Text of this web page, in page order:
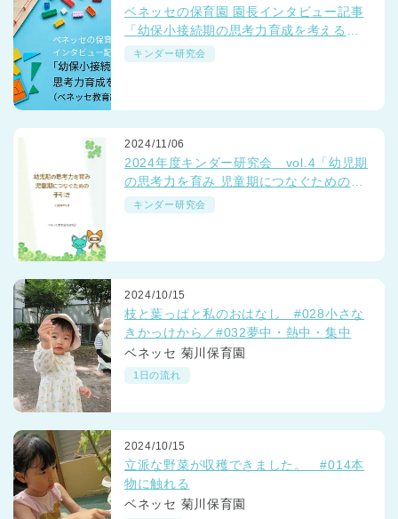
ベネッセの保育園 園長インタビュー記事
「幼保小接続期の思考力育成を考える」
（ベネッセ教育総合研究所）サイトに公
キンダー研究会
2024/11/06
2024年度キンダー研究会 vol.4「幼児期
の思考力を育み 児童期につなぐための手
引き」と保育園での実践事例
キンダー研究会
2024/10/15
枝と葉っぱと私のおはなし #028小さな
きかっけから／#032夢中・熱中・集中
ベネッセ 菊川保育園
1日の流れ
2024/10/15
立派な野菜が収穫できました。 #014本
物に触れる
ベネッセ 菊川保育園